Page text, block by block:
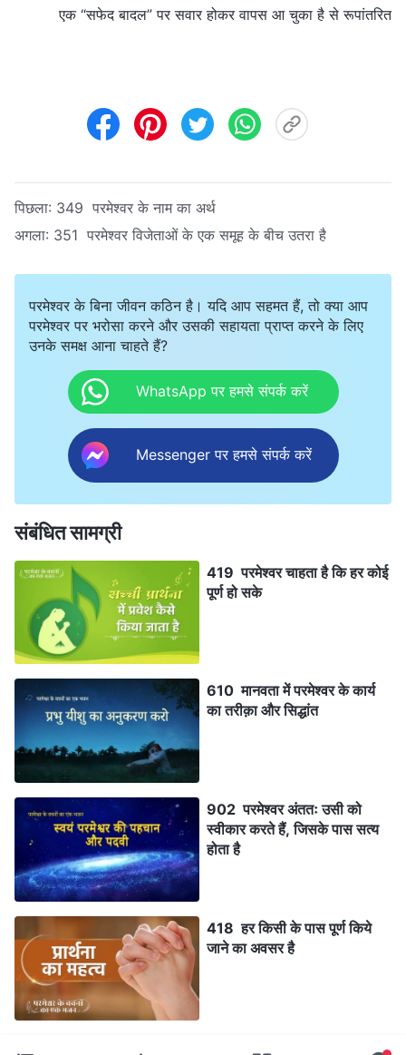
एक “सफेद बादल” पर सवार होकर वापस आ चुका है से रूपांतरित
पिछला: 349 परमेश्वर के नाम का अर्थ
अगला: 351 परमेश्वर विजेताओं के एक समूह के बीच उतरा है
परमेश्वर के बिना जीवन कठिन है। यदि आप सहमत हैं, तो क्या आप
परमेश्वर पर भरोसा करने और उसकी सहायता प्राप्त करने के लिए
उनके समक्ष आना चाहते हैं?
WhatsApp पर हमसे संपर्क करें
Messenger पर हमसे संपर्क करें
संबंधित सामग्री
419 परमेश्वर चाहता है कि हर कोई
पूर्ण हो सके
610 मानवता में परमेश्वर के कार्य
का तरीक़ा और सिद्धांत
902 परमेश्वर अंततः उसी को
स्वीकार करते हैं, जिसके पास सत्य
होता है
418 हर किसी के पास पूर्ण किये
जाने का अवसर है